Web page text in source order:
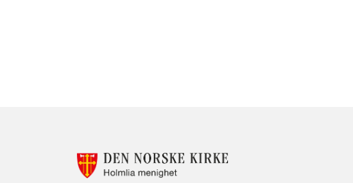
KONTAKTINFORMASJON